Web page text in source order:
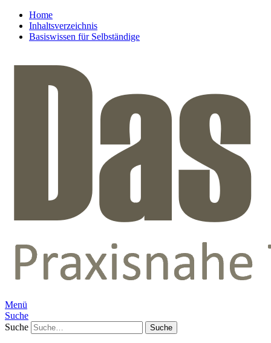
Home
Inhaltsverzeichnis
Basiswissen für Selbständige
Menü
Suche
Suche